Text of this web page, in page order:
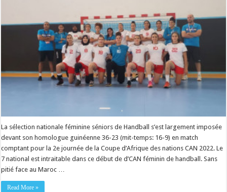
La sélection nationale féminine séniors de Handball s’est largement imposée
devant son homologue guinéenne 36-23 (mit-temps: 16-9) en match
comptant pour la 2e journée de la Coupe d’Afrique des nations CAN 2022. Le
7 national est intraitable dans ce début de d’CAN féminin de handball. Sans
pitié face au Maroc …
Read More »